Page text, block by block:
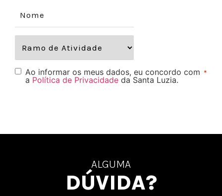
Ao informar os meus dados, eu concordo com
a Política de Privacidade da Santa Luzia.
*
ALGUMA
DÚVIDA?